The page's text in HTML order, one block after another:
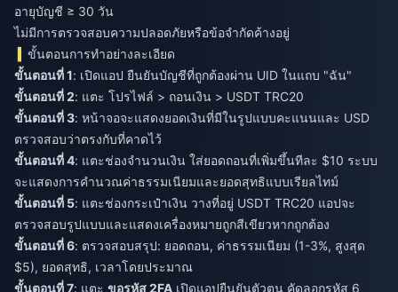
อายุบัญชี ≥ 30 วัน
ไม่มีการตรวจสอบความปลอดภัยหรือข้อจำกัดค้างอยู่
ขั้นตอนการทำอย่างละเอียด
ขั้นตอนที่ 1: เปิดแอป ยืนยันบัญชีที่ถูกต้องผ่าน UID ในแถบ "ฉัน"
ขั้นตอนที่ 2: แตะ โปรไฟล์ > ถอนเงิน > USDT TRC20
ขั้นตอนที่ 3: หน้าจอจะแสดงยอดเงินที่มีในรูปแบบคะแนนและ USD
ตรวจสอบว่าตรงกับที่คาดไว้
ขั้นตอนที่ 4: แตะช่องจำนวนเงิน ใส่ยอดถอนที่เพิ่มขึ้นทีละ $10 ระบบ
จะแสดงการคำนวณค่าธรรมเนียมและยอดสุทธิแบบเรียลไทม์
ขั้นตอนที่ 5: แตะช่องกระเป๋าเงิน วางที่อยู่ USDT TRC20 แอปจะ
ตรวจสอบรูปแบบและแสดงเครื่องหมายถูกสีเขียวหากถูกต้อง
ขั้นตอนที่ 6: ตรวจสอบสรุป: ยอดถอน, ค่าธรรมเนียม (1-3%, สูงสุด
$5), ยอดสุทธิ, เวลาโดยประมาณ
ขั้นตอนที่ 7: แตะ ขอรหัส 2FA เปิดแอปยืนยันตัวตน คัดลอกรหัส 6